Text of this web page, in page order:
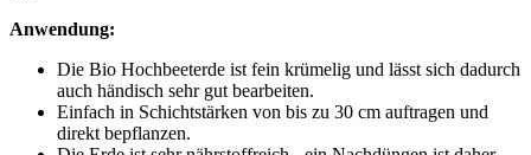
Anwendung:
Die Bio Hochbeeterde ist fein krümelig und lässt sich dadurch
auch händisch sehr gut bearbeiten.
Einfach in Schichtstärken von bis zu 30 cm auftragen und
direkt bepflanzen.